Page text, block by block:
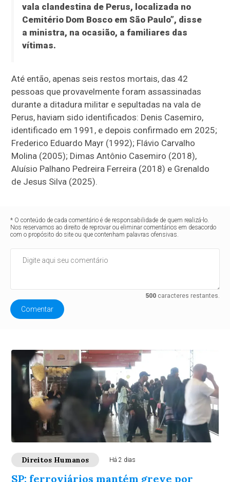
vala clandestina de Perus, localizada no
Cemitério Dom Bosco em São Paulo”, disse
a ministra, na ocasião, a familiares das
vítimas.
Até então, apenas seis restos mortais, das 42
pessoas que provavelmente foram assassinadas
durante a ditadura militar e sepultadas na vala de
Perus, haviam sido identificados: Denis Casemiro,
identificado em 1991, e depois confirmado em 2025;
Frederico Eduardo Mayr (1992); Flávio Carvalho
Molina (2005); Dimas Antônio Casemiro (2018),
Aluísio Palhano Pedreira Ferreira (2018) e Grenaldo
de Jesus Silva (2025).
* O conteúdo de cada comentário é de responsabilidade de quem realizá-lo.
Nos reservamos ao direito de reprovar ou eliminar comentários em desacordo
com o propósito do site ou que contenham palavras ofensivas.
500caracteres restantes.
Comentar
Direitos Humanos Há 2 dias
SP: ferroviários mantém greve por